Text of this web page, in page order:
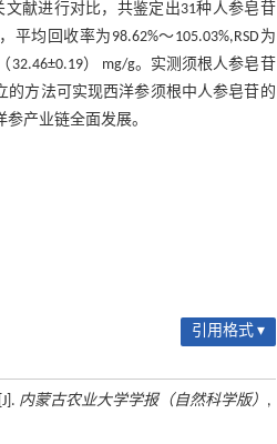
献进行对比，共鉴定出31种人参皂苷
均回收率为98.62%～105.03%,RSD为
32.46±0.19） mg/g。实测须根人参皂苷
的方法可实现西洋参须根中人参皂苷的
产业链全面发展。
引用格式 ▾
内蒙古农业大学学报（自然科学版） ,